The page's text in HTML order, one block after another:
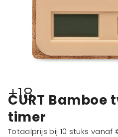
+18
CURT Bamboe
timer
Totaalprijs bij 10 stuks vanaf